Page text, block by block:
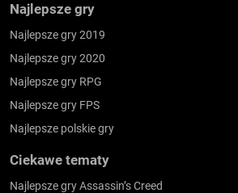
Najlepsze gry
Najlepsze gry 2019
Najlepsze gry 2020
Najlepsze gry RPG
Najlepsze gry FPS
Najlepsze polskie gry
Ciekawe tematy
Najlepsze gry Assassin’s Creed